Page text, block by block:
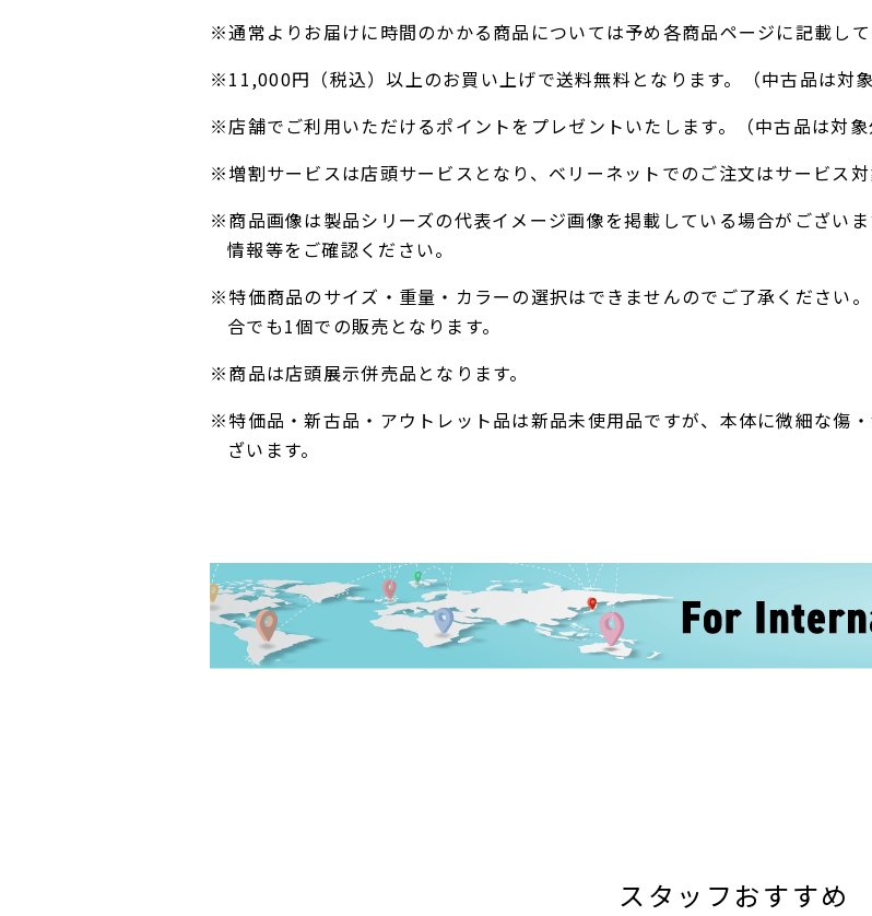
※通常よりお届けに時間のかかる商品については予め各商品ページに記載して
※11,000円（税込）以上のお買い上げで送料無料となります。（中古品は対象
※店舗でご利用いただけるポイントをプレゼントいたします。（中古品は対象
※増割サービスは店頭サービスとなり、ベリーネットでのご注文はサービス対
※商品画像は製品シリーズの代表イメージ画像を掲載している場合がござい
情報等をご確認ください。
※特価商品のサイズ・重量・カラーの選択はできませんのでご了承ください
合でも1個での販売となります。
※商品は店頭展示併売品となります。
※特価品・新古品・アウトレット品は新品未使用品ですが、本体に微細な傷
ざいます。
スタッフおすすめ